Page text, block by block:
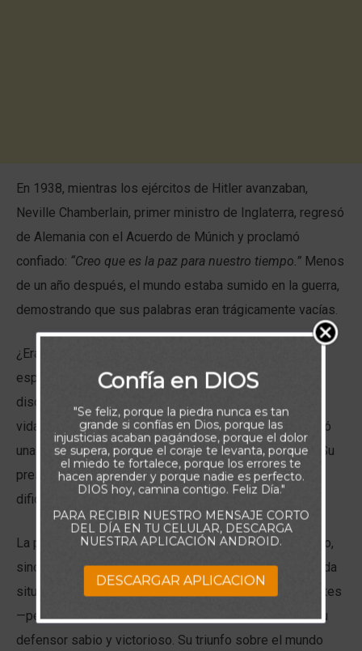
En 1938, mientras los ejércitos de Hitler avanzaban,
Neville Chamberlain, primer ministro de Inglaterra, regresó
de Alemania con el Acuerdo de Múnich y proclamó
confiado: “Creo que es la paz para nuestro tiempo.” Menos
de un año después, el mundo estaba sumido en la guerra,
demostrando que sus palabras eran trágicamente vacías.
¿Era entonces la promesa de paz de Jesús otra
esperanza frágil? No. Cuando aseguró la paz a Sus
discípulos, lo hizo reconociendo la dura realidad de la
vida:
“En el mundo tendréis aflicción.”Él nunca prometió
una existencia libre de problemas. Lo que ofreció fue Su
presencia constante y Su victoria en medio de las
dificultades.
La paz de Cristo no consiste en la ausencia de conflicto,
sino en la seguridad de Su poder y soberanía sobre cada
situación. Cualquiera que sea la adversidad que enfrentes
—pérdida, miedo, incertidumbre o persecución—Él es tu
defensor sabio y victorioso. Su triunfo sobre el mundo
Confía en DIOS
"Se feliz, porque la piedra nunca es tan
grande si confías en Dios, porque las
injusticias acaban pagándose, porque el dolor
se supera, porque el coraje te levanta, porque
el miedo te fortalece, porque los errores te
hacen aprender y porque nadie es perfecto.
DIOS hoy, camina contigo. Feliz Día."
PARA RECIBIR NUESTRO MENSAJE CORTO
DEL DÍA EN TU CELULAR, DESCARGA
NUESTRA APLICACIÓN ANDROID.
DESCARGAR APLICACION